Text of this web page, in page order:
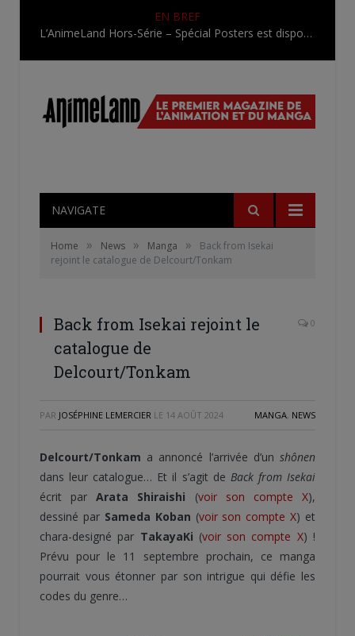
EN BREF
L’AnimeLand Hors-Série – Spécial Posters est disponible !
NAVIGATE
Home » News » Manga »
Back from Isekai
rejoint le catalogue de Delcourt/Tonkam
Back from Isekai rejoint le
catalogue de
Delcourt/Tonkam
0
PAR JOSÉPHINE LEMERCIER LE 14 AOÛT 2024 MANGA, NEWS
Delcourt/Tonkam a annoncé l’arrivée d’un shônen
dans leur catalogue… Et il s’agit de Back from Isekai
écrit parArata Shiraishi (voir son compte X),
dessiné par Sameda Koban (voir son compte X) et
chara-designé par TakayaKi (voir son compte X) !
Prévu pour le 11 septembre prochain, ce manga
pourrait vous étonner par son intrigue qui défie les
codes du genre…